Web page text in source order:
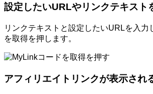
設定したいURLやリンクテキスト
リンクテキストと設定したいURLを入力
を取得を押します。
アフィリエイトリンクが表示され